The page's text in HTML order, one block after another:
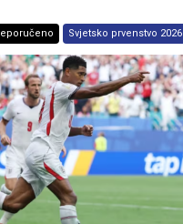
Svjetsko prvenstvo 2026